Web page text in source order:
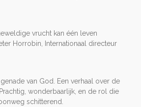
vrucht kan één leven
Horrobin, Internationaal directeur
van God. Een verhaal over de
wonderbaarlijk, en de rol die
schitterend.